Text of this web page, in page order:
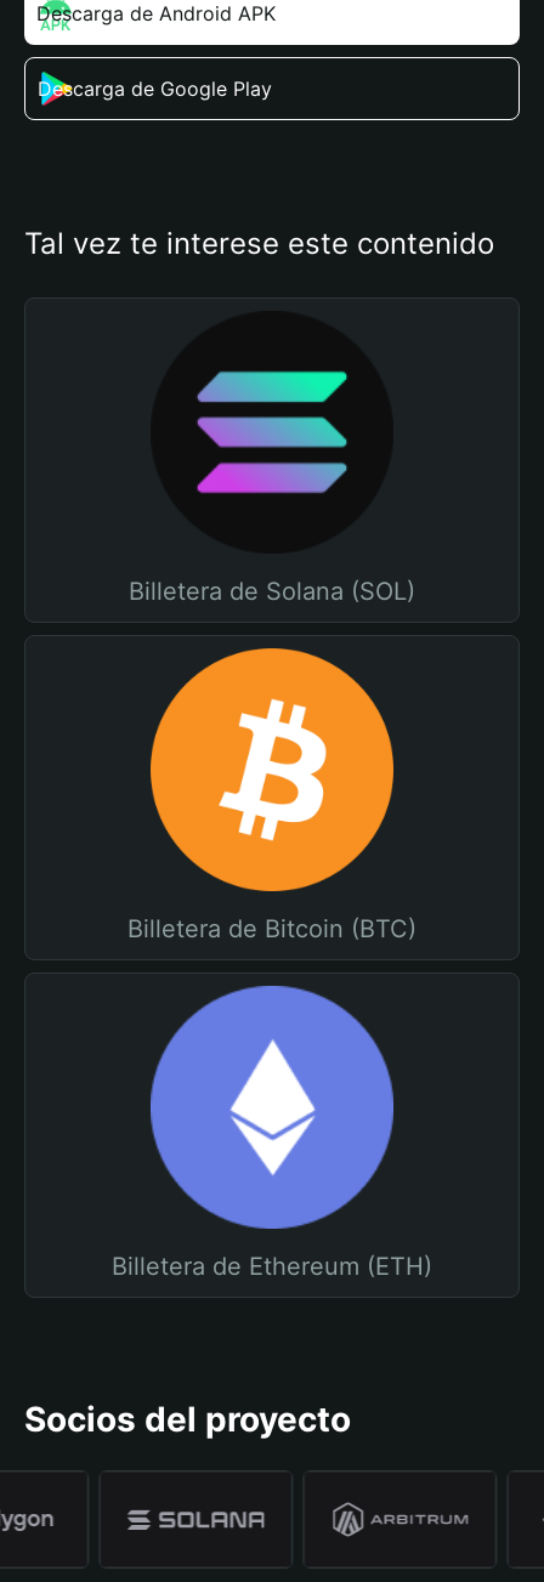
Descarga de Android APK
Descarga de Google Play
Tal vez te interese este contenido
Billetera de Solana (SOL)
Billetera de Bitcoin (BTC)
Billetera de Ethereum (ETH)
Socios del proyecto